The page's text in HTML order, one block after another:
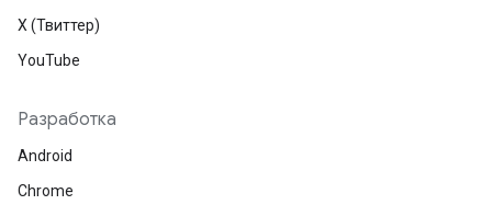
X (Твиттер)
YouTube
Разработка
Android
Chrome